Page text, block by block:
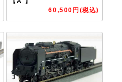
60,500円(税込)